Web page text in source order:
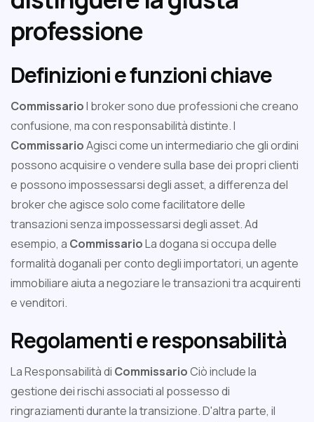
professione
Definizioni e funzioni chiave
CommissarioI broker sono due professioni che creano
confusione, ma con responsabilità distinte. I
CommissarioAgisci come un intermediario che gli ordini
possono acquisire o vendere sulla base dei propri clienti
e possono impossessarsi degli asset, a differenza del
broker che agisce solo come facilitatore delle
transazioni senza impossessarsi degli asset. Ad
esempio, a CommissarioLa dogana si occupa delle
formalità doganali per conto degli importatori, un agente
immobiliare aiuta a negoziare le transazioni tra acquirenti
e venditori.
Regolamenti e responsabilità
La Responsabilità di CommissarioCiò include la
gestione dei rischi associati al possesso di
ringraziamenti durante la transizione. D'altra parte, il